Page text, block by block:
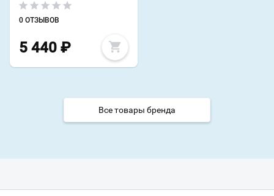
0 ОТЗЫВОВ
5 440 ₽
Все товары бренда